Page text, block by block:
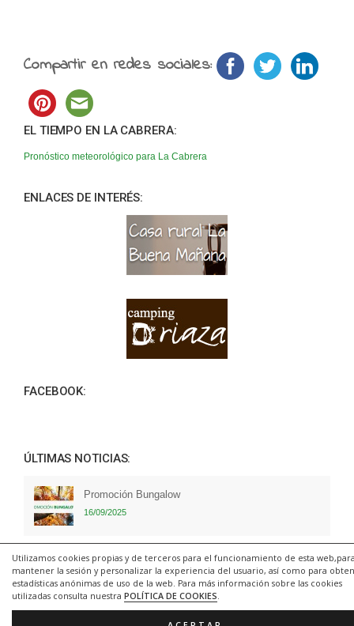
Utilizamos cookies propias y de terceros para el funcionamiento de esta
mantener la sesión y personalizar la experiencia del usuario, así como para
estadísticas anónimas de uso de la web. Para más información sobre las cookies
utilizadas consulta nuestra POLÍTICA DE COOKIES.
Compartir en redes sociales:
EL TIEMPO EN LA CABRERA:
Pronóstico meteorológico para La Cabrera
ENLACES DE INTERÉS:
FACEBOOK:
ÚLTIMAS NOTICIAS:
Promoción Bungalow
16/09/2025
Promoción Acampadas
16/09/2025